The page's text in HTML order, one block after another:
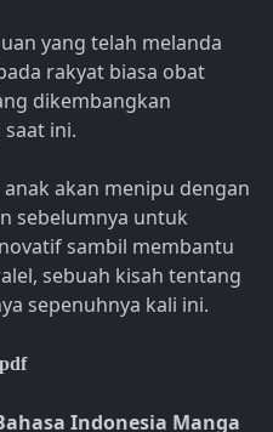
yang telah melanda
rakyat biasa obat
dikembangkan
ini.
akan menipu dengan
sebelumnya untuk
sambil membantu
sebuah kisah tentang
sepenuhnya kali ini.
Indonesia Manga